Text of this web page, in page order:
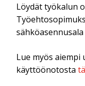
Löydät työkalun
Lue myös
käyttöönotosta